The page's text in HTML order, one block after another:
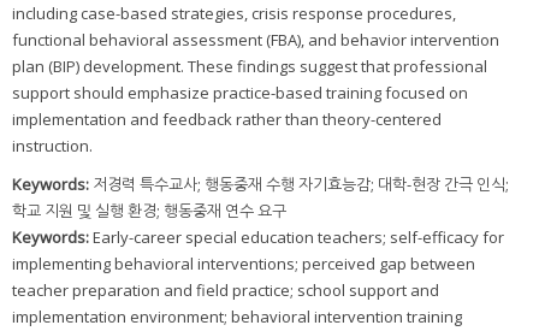
including case-based strategies, crisis response procedures,
functional behavioral assessment (FBA), and behavior intervention
plan (BIP) development. These findings suggest that professional
support should emphasize practice-based training focused on
implementation and feedback rather than theory-centered
instruction.
Keywords: 저경력 특수교사; 행동중재 수행 자기효능감; 대학-현장 간극 인식;
학교 지원 및 실행 환경; 행동중재 연수 요구
Keywords:Early-career special education teachers; self-efficacy for
implementing behavioral interventions; perceived gap between
teacher preparation and field practice; school support and
implementation environment; behavioral intervention training